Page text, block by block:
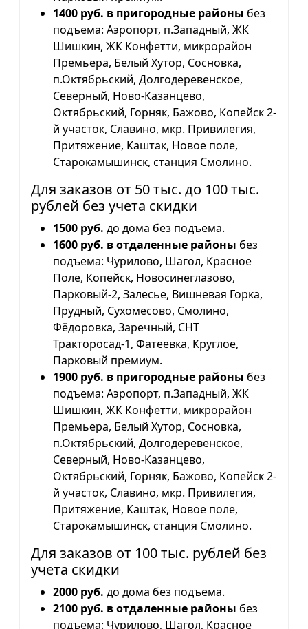
1400 руб. в пригородные районы без
подъема: Аэропорт, п.Западный, ЖК
Шишкин, ЖК Конфетти, микрорайон
Премьера, Белый Хутор, Сосновка,
п.Октябрьский, Долгодеревенское,
Северный, Ново-Казанцево,
Октябрьский, Горняк, Бажово, Копейск 2-
й участок, Славино, мкр. Привилегия,
Притяжение, Каштак, Новое поле,
Старокамышинск, станция Смолино.
Для заказов от 50 тыс. до 100 тыс.
рублей без учета скидки
1500 руб. до дома без подъема.
1600 руб. в отдаленные районы без
подъема: Чурилово, Шагол, Красное
Поле, Копейск, Новосинеглазово,
Парковый-2, Залесье, Вишневая Горка,
Прудный, Сухомесово, Смолино,
Фёдоровка, Заречный, СНТ
Тракторосад-1, Фатеевка, Круглое,
Парковый премиум.
1900 руб. в пригородные районы без
подъема: Аэропорт, п.Западный, ЖК
Шишкин, ЖК Конфетти, микрорайон
Премьера, Белый Хутор, Сосновка,
п.Октябрьский, Долгодеревенское,
Северный, Ново-Казанцево,
Октябрьский, Горняк, Бажово, Копейск 2-
й участок, Славино, мкр. Привилегия,
Притяжение, Каштак, Новое поле,
Старокамышинск, станция Смолино.
Для заказов от 100 тыс. рублей без
учета скидки
2000 руб. до дома без подъема.
2100 руб. в отдаленные районы без
подъема: Чурилово, Шагол, Красное